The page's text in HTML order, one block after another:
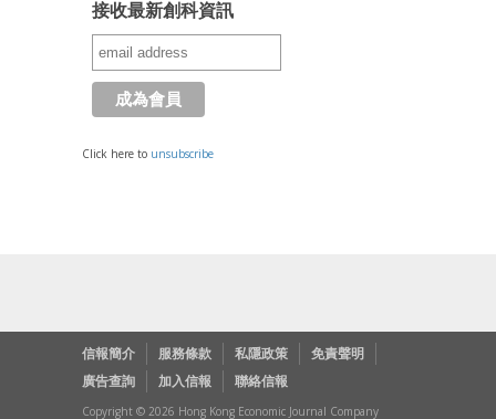
接收最新創科資訊
Click here to unsubscribe
信報簡介 服務條款 私隱政策
免責聲明
廣告查詢
加入信報 聯絡信報
Copyright © 2026 Hong Kong Economic Journal Company